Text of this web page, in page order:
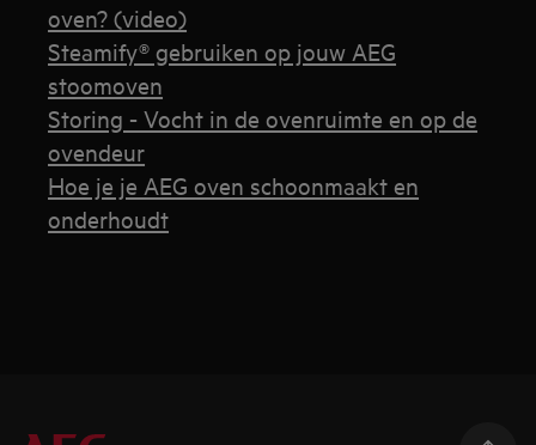
oven? (video)
Steamify® gebruiken op jouw AEG
stoomoven
Storing - Vocht in de ovenruimte en op de
ovendeur
Hoe je je AEG oven schoonmaakt en
onderhoudt